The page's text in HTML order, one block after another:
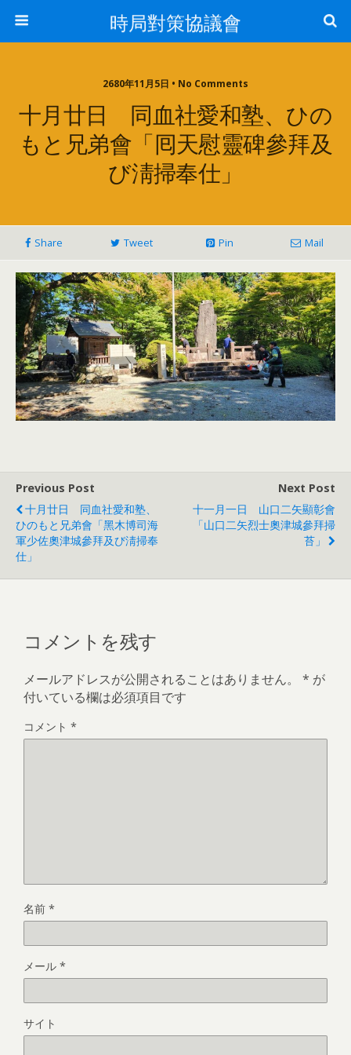
時局對策協議會
2680年11月5日 • No Comments
十月廿日 同血社愛和塾、ひの
もと兄弟會「囘天慰靈碑參拜及
び淸掃奉仕」
Share Tweet Pin Mail
Previous Post
十月廿日 同血社愛和塾、
ひのもと兄弟會「黑木博司海
軍少佐奧津城參拜及び淸掃奉
仕」
Next Post
十一月一日 山口二矢顯彰會
「山口二矢烈士奧津城參拜掃
苔」
コメントを残す
メールアドレスが公開されることはありません。 * が
付いている欄は必須項目です
コメント *
名前 *
メール *
サイト